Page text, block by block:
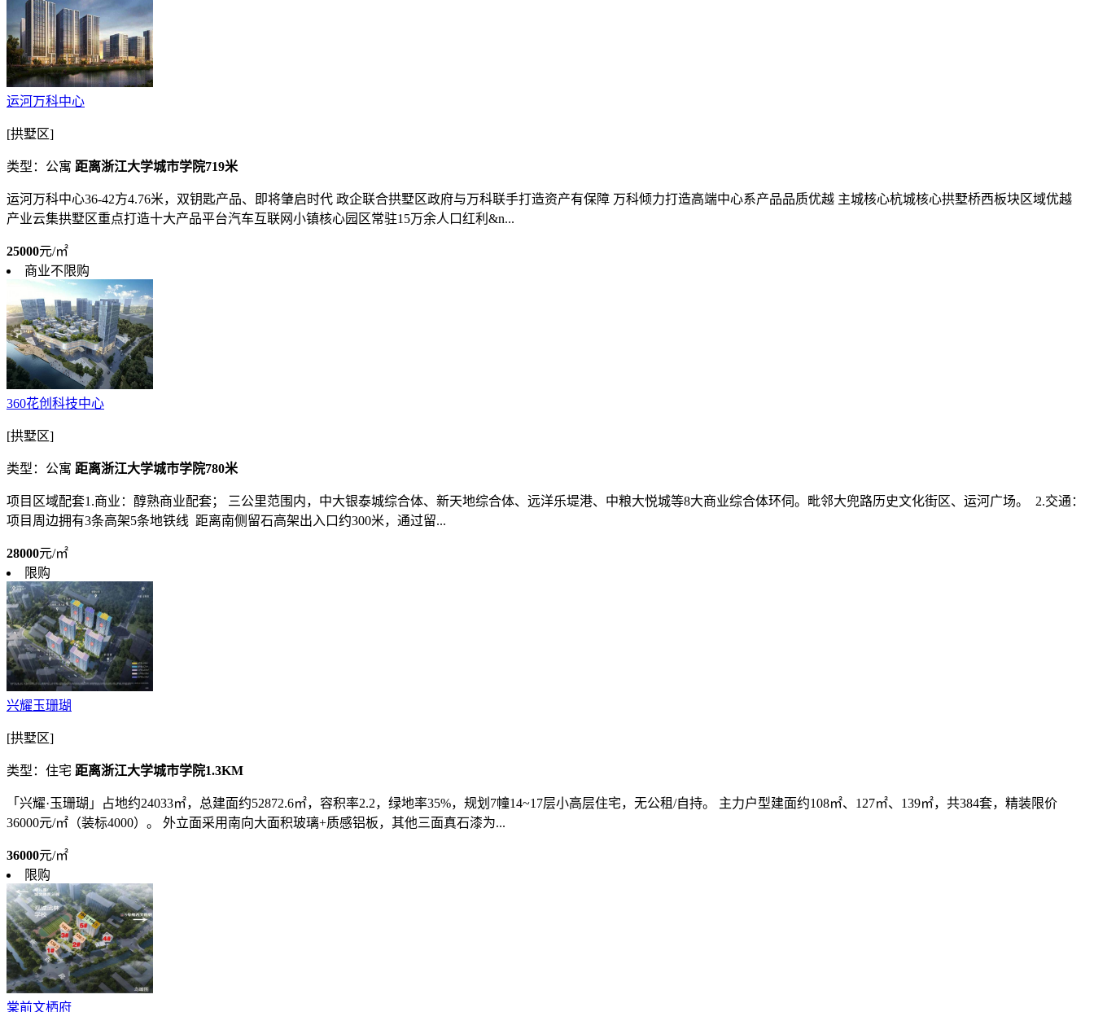
运河万科中心
[拱墅区]
类型：公寓 距离浙江大学城市学院719米
运河万科中心36-42方4.76米，双钥匙产品、即将肇启时代 政企联合拱墅区政府与万科联手打造资产有保障 万科倾力打造高端中心系产品品质优越 主城核心杭城核心拱墅桥西板块区域优越
产业云集拱墅区重点打造十大产品平台汽车互联网小镇核心园区常驻15万余人口红利&n...
25000元/㎡
商业不限购
360花创科技中心
[拱墅区]
类型：公寓 距离浙江大学城市学院780米
项目区域配套1.商业：醇熟商业配套； 三公里范围内，中大银泰城综合体、新天地综合体、远洋乐堤港、中粮大悦城等8大商业综合体环伺。毗邻大兜路历史文化街区、运河广场。 2.交通：
项目周边拥有3条高架5条地铁线 距离南侧留石高架出入口约300米，通过留...
28000元/㎡
限购
兴耀玉珊瑚
[拱墅区]
类型：住宅 距离浙江大学城市学院1.3KM
「兴耀·玉珊瑚」占地约24033㎡，总建面约52872.6㎡，容积率2.2，绿地率35%，规划7幢14~17层小高层住宅，无公租/自持。 主力户型建面约108㎡、127㎡、139㎡，共384套，精装限价
36000元/㎡（装标4000）。 外立面采用南向大面积玻璃+质感铝板，其他三面真石漆为...
36000元/㎡
限购
棠前文栖府